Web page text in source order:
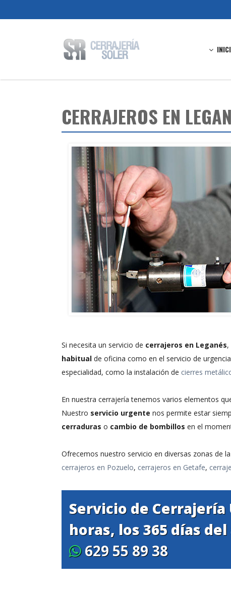
CERRAJEROS EN
Si necesita un servicio de cerrajeros en Leganés,
habitual de oficina como en el servicio de
especialidad, como la instalación de cierres
En nuestra cerrajería tenemos varios elementos
Nuestro servicio urgente nos permite estar
cerraduras o cambio de bombillos en el
Ofrecemos nuestro servicio en diversas zonas de
cerrajeros en Pozuelo, cerrajeros en Getafe,
Servicio de Cerrajería
horas, los 365 días
629 55 89 38